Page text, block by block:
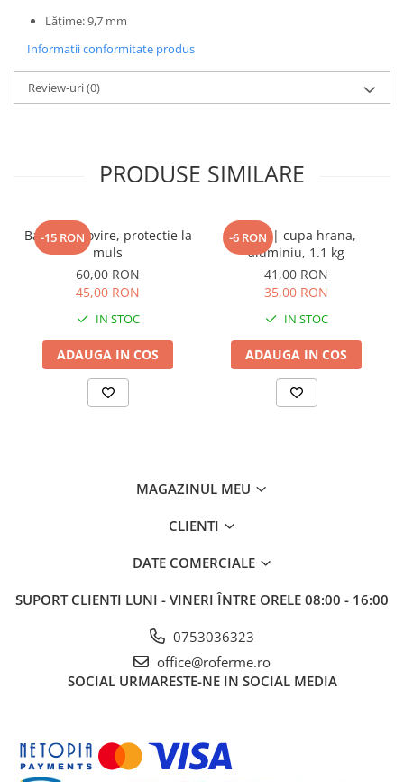
Lățime: 9,7 mm
Informatii conformitate produs
Review-uri(0)
PRODUSE SIMILARE
-15 RON
Bara anti lovire, protectie la
muls
60,00 RON
45,00 RON
IN STOC
ADAUGA IN COS
-6 RON
Scafa | cupa hrana,
aluminiu, 1.1 kg
41,00 RON
35,00 RON
IN STOC
ADAUGA IN COS
MAGAZINUL MEU
CLIENTI
DATE COMERCIALE
SUPORT CLIENTI LUNI - VINERI ÎNTRE ORELE 08:00 - 16:00
0753036323
office@roferme.ro
SOCIAL URMARESTE-NE IN SOCIAL MEDIA